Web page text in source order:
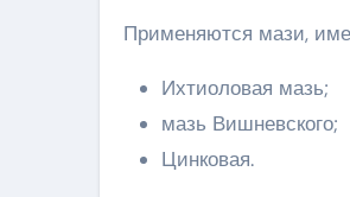
Применяются мази,
Ихтиоловая мазь;
мазь Вишневского;
Цинковая.